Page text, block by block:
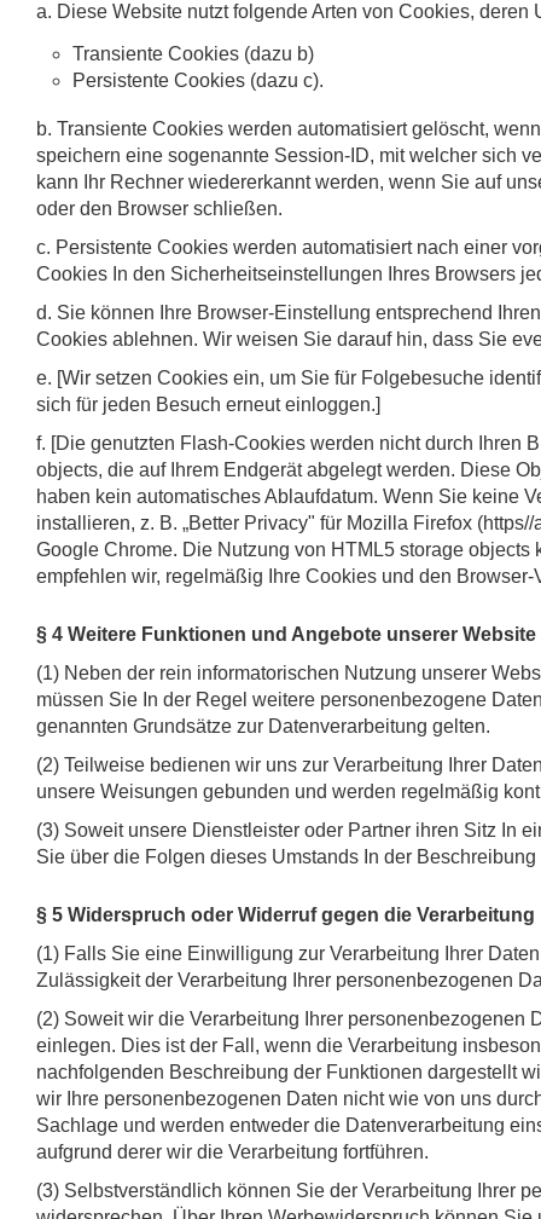
a. Diese Website nutzt folgende Arten von Cookies,
Transiente Cookies (dazu b)
Persistente Cookies (dazu c).
b. Transiente Cookies werden automatisiert gelöscht,
speichern eine sogenannte Session-ID, mit welcher sich
kann Ihr Rechner wiedererkannt werden, wenn Sie auf
oder den Browser schließen.
c. Persistente Cookies werden automatisiert nach einer
Cookies In den Sicherheitseinstellungen Ihres Browsers
d. Sie können Ihre Browser-Einstellung entsprechend
Cookies ablehnen. Wir weisen Sie darauf hin, dass Sie
e. [Wir setzen Cookies ein, um Sie für Folgebesuche
sich für jeden Besuch erneut einloggen.]
f. [Die genutzten Flash-Cookies werden nicht durch Ihren
objects, die auf Ihrem Endgerät abgelegt werden. Diese
haben kein automatisches Ablaufdatum. Wenn Sie keine
installieren, z. B. „Better Privacy" für Mozilla Firefox
Google Chrome. Die Nutzung von HTML5 storage
empfehlen wir, regelmäßig Ihre Cookies und den
§ 4 Weitere Funktionen und Angebote unserer Website
(1) Neben der rein informatorischen Nutzung unserer
müssen Sie In der Regel weitere personenbezogene
genannten Grundsätze zur Datenverarbeitung gelten.
(2) Teilweise bedienen wir uns zur Verarbeitung Ihrer
unsere Weisungen gebunden und werden regelmäßig
(3) Soweit unsere Dienstleister oder Partner ihren Sitz In
Sie über die Folgen dieses Umstands In der
§ 5 Widerspruch oder Widerruf gegen die Verarbeitung
(1) Falls Sie eine Einwilligung zur Verarbeitung Ihrer
Zulässigkeit der Verarbeitung Ihrer personenbezogenen
(2) Soweit wir die Verarbeitung Ihrer
einlegen. Dies ist der Fall, wenn die Verarbeitung
nachfolgenden Beschreibung der Funktionen dargestellt
wir Ihre personenbezogenen Daten nicht wie von uns
Sachlage und werden entweder die Datenverarbeitung
aufgrund derer wir die Verarbeitung fortführen.
(3) Selbstverständlich können Sie der Verarbeitung Ihrer